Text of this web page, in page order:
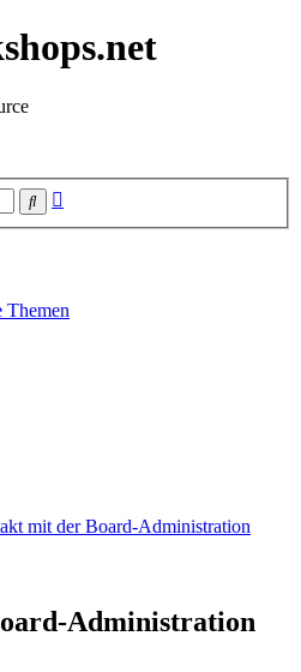
Suche
Themen
mit der Board-Administration
Administration